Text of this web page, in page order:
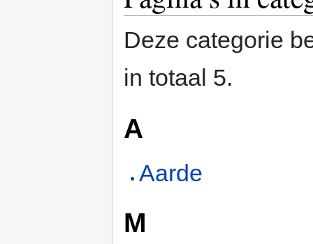
Deze categorie
in totaal 5.
A
Aarde
M